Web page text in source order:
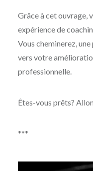
Grâce à cet ouvrage,
expérience de
Vous cheminerez,
vers votre
professionnelle.
Êtes-vous prêts?
***